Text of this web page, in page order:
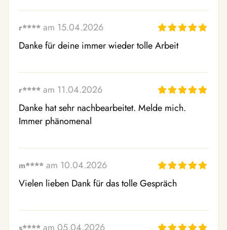
r**** am 15.04.2026
Danke für deine immer wieder tolle Arbeit
r**** am 11.04.2026
Danke hat sehr nachbearbeitet. Melde mich.
Immer phänomenal
m**** am 10.04.2026
Vielen lieben Dank für das tolle Gespräch